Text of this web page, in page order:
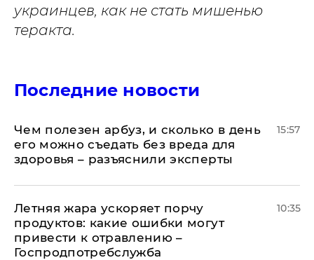
украинцев, как не стать мишенью
теракта.
Последние новости
Чем полезен арбуз, и сколько в день
его можно съедать без вреда для
здоровья – разъяснили эксперты
15:57
Летняя жара ускоряет порчу
продуктов: какие ошибки могут
привести к отравлению –
Госпродпотребслужба
10:35